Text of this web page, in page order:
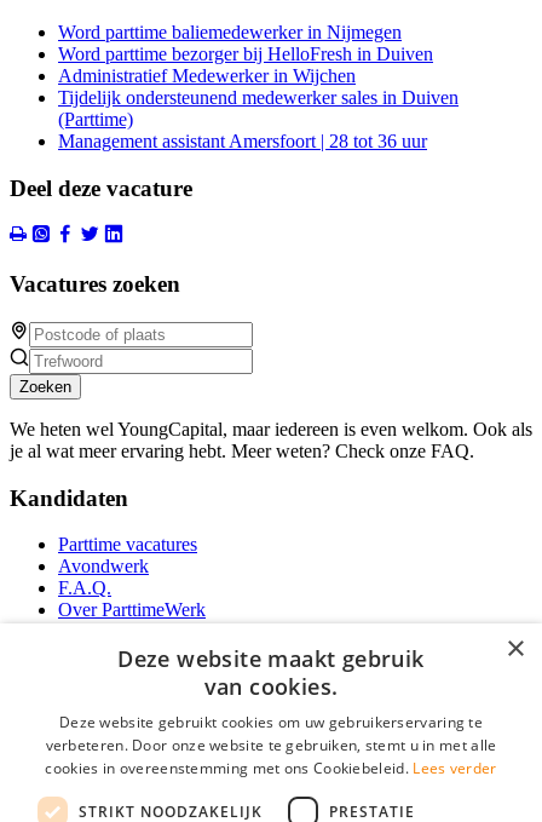
Word parttime baliemedewerker in Nijmegen
Word parttime bezorger bij HelloFresh in Duiven
Administratief Medewerker in Wijchen
Tijdelijk ondersteunend medewerker sales in Duiven
(Parttime)
Management assistant Amersfoort | 28 tot 36 uur
Deel deze vacature
Vacatures zoeken
Zoeken
We heten wel YoungCapital, maar iedereen is even welkom. Ook als
je al wat meer ervaring hebt. Meer weten? Check onze FAQ.
Kandidaten
Parttime vacatures
Avondwerk
F.A.Q.
Over ParttimeWerk
YoungCapital Android App
Parttime personeel
Vacature aanmelden
Partners
×
Deze website maakt gebruik
van cookies.
Deze website gebruikt cookies om uw gebruikerservaring te
verbeteren. Door onze website te gebruiken, stemt u in met alle
cookies in overeenstemming met ons Cookiebeleid. Lees verder
STRIKT NOODZAKELIJK PRESTATIE